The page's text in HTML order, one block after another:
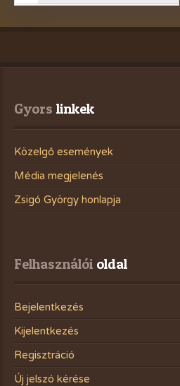
Gyors linkek
Közelgő események
Média megjelenés
Zsigó György honlapja
Felhasználói oldal
Bejelentkezés
Kijelentkezés
Regisztráció
Új jelszó kérése